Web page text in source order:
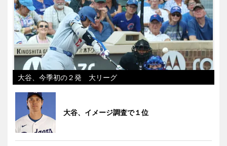
大谷、今季初の２発 大リーグ
大谷、イメージ調査で１位